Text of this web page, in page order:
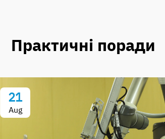
Практичні поради
21
Aug